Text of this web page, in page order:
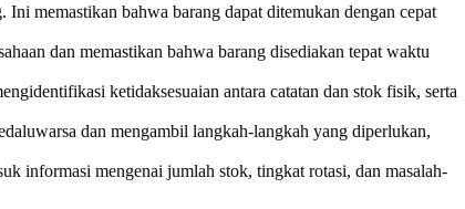
memastikan bahwa barang dapat ditemukan dengan cepat
dan memastikan bahwa barang disediakan tepat waktu
ketidaksesuaian antara catatan dan stok fisik, serta
dan mengambil langkah-langkah yang diperlukan,
informasi mengenai jumlah stok, tingkat rotasi, dan masalah-